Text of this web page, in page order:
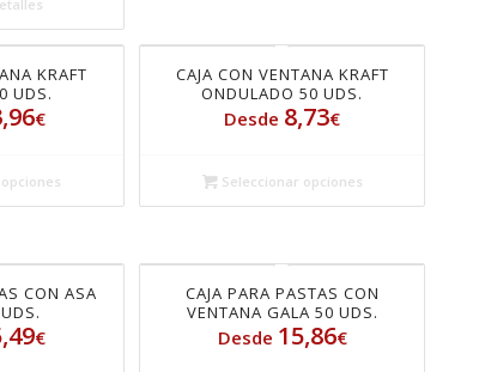
KRAFT
UDS.
€
CAJA CON VENTANA KRAFT
ONDULADO 50 UDS.
Desde 8,73€
Seleccionar opciones
CON ASA
€
CAJA PARA PASTAS CON
VENTANA GALA 50 UDS.
Desde 15,86€